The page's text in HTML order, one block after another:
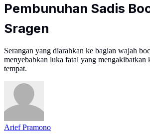
Pembunuhan Sadis
Sragen
Serangan yang diarahkan ke bagian wajah
menyebabkan luka fatal yang mengakibatkan
tempat.
Arief Pramono